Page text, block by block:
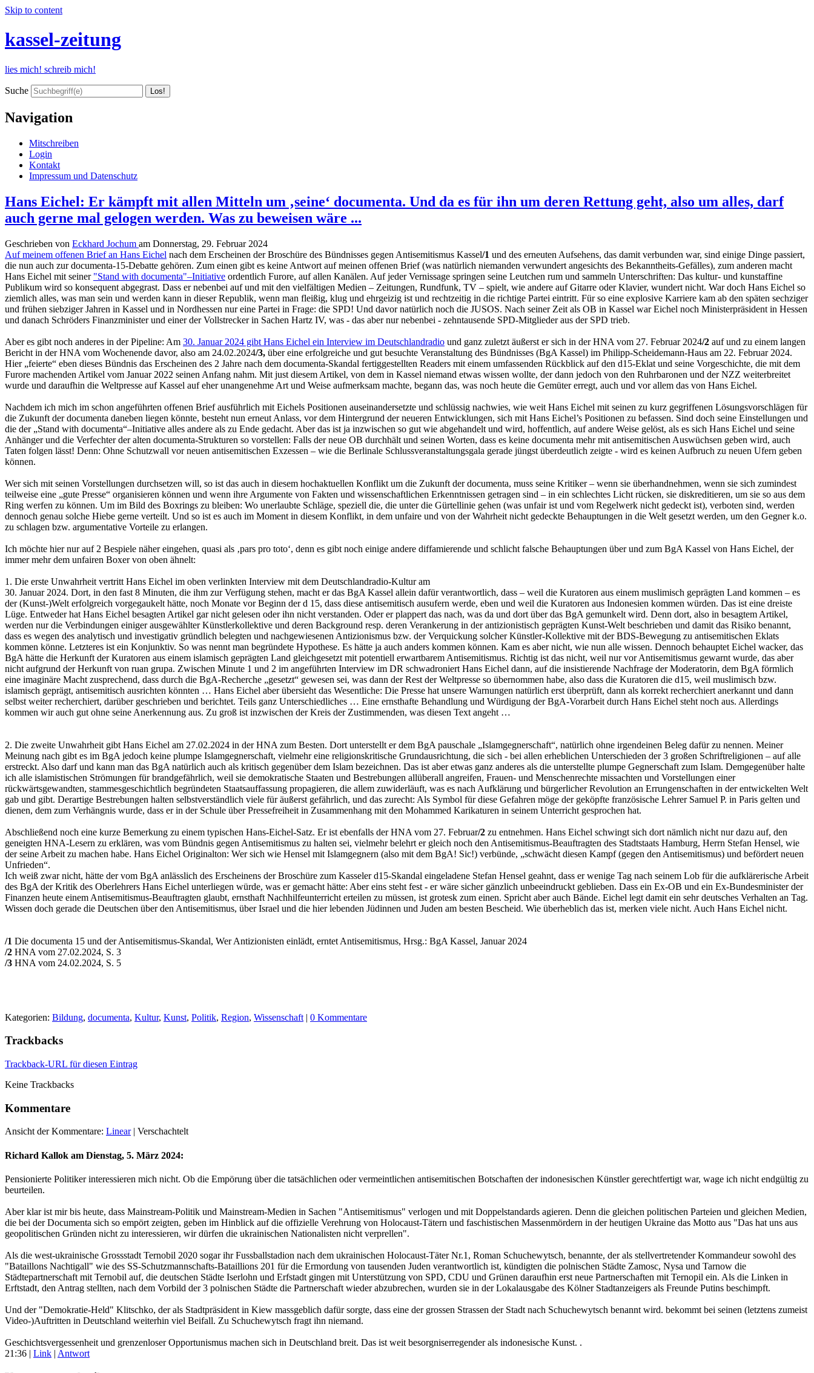
Skip to content
kassel-zeitung
lies mich! schreib mich!
Suche
Navigation
Mitschreiben
Login
Kontakt
Impressum und Datenschutz
Hans Eichel: Er kämpft mit allen Mitteln um ‚seine‘ documenta. Und da es für ihn um deren Rettung geht, also um alles, darf
auch gerne mal gelogen werden. Was zu beweisen wäre ...
Geschrieben von Eckhard Jochum am Donnerstag, 29. Februar 2024
Auf meinem offenen Brief an Hans Eichel nach dem Erscheinen der Broschüre des Bündnisses gegen Antisemitismus Kassel/1 und des erneuten Aufsehens, das damit verbunden war, sind einige Dinge passiert,
die nun auch zur documenta-15-Debatte gehören. Zum einen gibt es keine Antwort auf meinen offenen Brief (was natürlich niemanden verwundert angesichts des Bekanntheits-Gefälles), zum anderen macht
Hans Eichel mit seiner "Stand with documenta"–Initiative ordentlich Furore, auf allen Kanälen. Auf jeder Vernissage springen seine Leutchen rum und sammeln Unterschriften: Das kultur- und kunstaffine
Publikum wird so konsequent abgegrast. Dass er nebenbei auf und mit den vielfältigen Medien – Zeitungen, Rundfunk, TV – spielt, wie andere auf Gitarre oder Klavier, wundert nicht. War doch Hans Eichel so
ziemlich alles, was man sein und werden kann in dieser Republik, wenn man fleißig, klug und ehrgeizig ist und rechtzeitig in die richtige Partei eintritt. Für so eine explosive Karriere kam ab den späten sechziger
und frühen siebziger Jahren in Kassel und in Nordhessen nur eine Partei in Frage: die SPD! Und davor natürlich noch die JUSOS. Nach seiner Zeit als OB in Kassel war Eichel noch Ministerpräsident in Hessen
und danach Schröders Finanzminister und einer der Vollstrecker in Sachen Hartz IV, was - das aber nur nebenbei - zehntausende SPD-Mitglieder aus der SPD trieb.
Aber es gibt noch anderes in der Pipeline: Am 30. Januar 2024 gibt Hans Eichel ein Interview im Deutschlandradio und ganz zuletzt äußerst er sich in der HNA vom 27. Februar 2024/2 auf und zu einem langen
Bericht in der HNA vom Wochenende davor, also am 24.02.2024/3, über eine erfolgreiche und gut besuchte Veranstaltung des Bündnisses (BgA Kassel) im Philipp-Scheidemann-Haus am 22. Februar 2024.
Hier „feierte“ eben dieses Bündnis das Erscheinen des 2 Jahre nach dem documenta-Skandal fertiggestellten Readers mit einem umfassenden Rückblick auf den d15-Eklat und seine Vorgeschichte, die mit dem
Furore machenden Artikel vom Januar 2022 seinen Anfang nahm. Mit just diesem Artikel, von dem in Kassel niemand etwas wissen wollte, der dann jedoch von den Ruhrbaronen und der NZZ weiterbreitet
wurde und daraufhin die Weltpresse auf Kassel auf eher unangenehme Art und Weise aufmerksam machte, begann das, was noch heute die Gemüter erregt, auch und vor allem das von Hans Eichel.
Nachdem ich mich im schon angeführten offenen Brief ausführlich mit Eichels Positionen auseinandersetzte und schlüssig nachwies, wie weit Hans Eichel mit seinen zu kurz gegriffenen Lösungsvorschlägen für
die Zukunft der documenta daneben liegen könnte, besteht nun erneut Anlass, vor dem Hintergrund der neueren Entwicklungen, sich mit Hans Eichel’s Positionen zu befassen. Sind doch seine Einstellungen und
die der „Stand with documenta“–Initiative alles andere als zu Ende gedacht. Aber das ist ja inzwischen so gut wie abgehandelt und wird, hoffentlich, auf andere Weise gelöst, als es sich Hans Eichel und seine
Anhänger und die Verfechter der alten documenta-Strukturen so vorstellen: Falls der neue OB durchhält und seinen Worten, dass es keine documenta mehr mit antisemitischen Auswüchsen geben wird, auch
Taten folgen lässt! Denn: Ohne Schutzwall vor neuen antisemitischen Exzessen – wie die Berlinale Schlussveranstaltungsgala gerade jüngst überdeutlich zeigte - wird es keinen Aufbruch zu neuen Ufern geben
können.
Wer sich mit seinen Vorstellungen durchsetzen will, so ist das auch in diesem hochaktuellen Konflikt um die Zukunft der documenta, muss seine Kritiker – wenn sie überhandnehmen, wenn sie sich zumindest
teilweise eine „gute Presse“ organisieren können und wenn ihre Argumente von Fakten und wissenschaftlichen Erkenntnissen getragen sind – in ein schlechtes Licht rücken, sie diskreditieren, um sie so aus dem
Ring werfen zu können. Um im Bild des Boxrings zu bleiben: Wo unerlaubte Schläge, speziell die, die unter die Gürtellinie gehen (was unfair ist und vom Regelwerk nicht gedeckt ist), verboten sind, werden
dennoch genau solche Hiebe gerne verteilt. Und so ist es auch im Moment in diesem Konflikt, in dem unfaire und von der Wahrheit nicht gedeckte Behauptungen in die Welt gesetzt werden, um den Gegner k.o.
zu schlagen bzw. argumentative Vorteile zu erlangen.
Ich möchte hier nur auf 2 Bespiele näher eingehen, quasi als ‚pars pro toto‘, denn es gibt noch einige andere diffamierende und schlicht falsche Behauptungen über und zum BgA Kassel von Hans Eichel, der
immer mehr dem unfairen Boxer von oben ähnelt:
1. Die erste Unwahrheit vertritt Hans Eichel im oben verlinkten Interview mit dem Deutschlandradio-Kultur am
30. Januar 2024. Dort, in den fast 8 Minuten, die ihm zur Verfügung stehen, macht er das BgA Kassel allein dafür verantwortlich, dass – weil die Kuratoren aus einem muslimisch geprägten Land kommen – es
der (Kunst-)Welt erfolgreich vorgegaukelt hätte, noch Monate vor Beginn der d 15, dass diese antisemitisch ausufern werde, eben und weil die Kuratoren aus Indonesien kommen würden. Das ist eine dreiste
Lüge. Entweder hat Hans Eichel besagten Artikel gar nicht gelesen oder ihn nicht verstanden. Oder er plappert das nach, was da und dort über das BgA gemunkelt wird. Denn dort, also in besagtem Artikel,
werden nur die Verbindungen einiger ausgewählter Künstlerkollektive und deren Background resp. deren Verankerung in der antizionistisch geprägten Kunst-Welt beschrieben und damit das Risiko benannt,
dass es wegen des analytisch und investigativ gründlich belegten und nachgewiesenen Antizionismus bzw. der Verquickung solcher Künstler-Kollektive mit der BDS-Bewegung zu antisemitischen Eklats
kommen könne. Letzteres ist ein Konjunktiv. So was nennt man begründete Hypothese. Es hätte ja auch anders kommen können. Kam es aber nicht, wie nun alle wissen. Dennoch behauptet Eichel wacker, das
BgA hätte die Herkunft der Kuratoren aus einem islamisch geprägten Land gleichgesetzt mit potentiell erwartbarem Antisemitismus. Richtig ist das nicht, weil nur vor Antisemitismus gewarnt wurde, das aber
nicht aufgrund der Herkunft von ruan grupa. Zwischen Minute 1 und 2 im angeführten Interview im DR schwadroniert Hans Eichel dann, auf die insistierende Nachfrage der Moderatorin, dem BgA förmlich
eine imaginäre Macht zusprechend, dass durch die BgA-Recherche „gesetzt“ gewesen sei, was dann der Rest der Weltpresse so übernommen habe, also dass die Kuratoren die d15, weil muslimisch bzw.
islamisch geprägt, antisemitisch ausrichten könnten … Hans Eichel aber übersieht das Wesentliche: Die Presse hat unsere Warnungen natürlich erst überprüft, dann als korrekt recherchiert anerkannt und dann
selbst weiter recherchiert, darüber geschrieben und berichtet. Teils ganz Unterschiedliches … Eine ernsthafte Behandlung und Würdigung der BgA-Vorarbeit durch Hans Eichel steht noch aus. Allerdings
kommen wir auch gut ohne seine Anerkennung aus. Zu groß ist inzwischen der Kreis der Zustimmenden, was diesen Text angeht …
2. Die zweite Unwahrheit gibt Hans Eichel am 27.02.2024 in der HNA zum Besten. Dort unterstellt er dem BgA pauschale „Islamgegnerschaft“, natürlich ohne irgendeinen Beleg dafür zu nennen. Meiner
Meinung nach gibt es im BgA jedoch keine plumpe Islamgegnerschaft, vielmehr eine religionskritische Grundausrichtung, die sich - bei allen erheblichen Unterschieden der 3 großen Schriftreligionen – auf alle
erstreckt. Also darf und kann man das BgA natürlich auch als kritisch gegenüber dem Islam bezeichnen. Das ist aber etwas ganz anderes als die unterstellte plumpe Gegnerschaft zum Islam. Demgegenüber halte
ich alle islamistischen Strömungen für brandgefährlich, weil sie demokratische Staaten und Bestrebungen allüberall angreifen, Frauen- und Menschenrechte missachten und Vorstellungen einer
rückwärtsgewandten, stammesgeschichtlich begründeten Staatsauffassung propagieren, die allem zuwiderläuft, was es nach Aufklärung und bürgerlicher Revolution an Errungenschaften in der entwickelten Welt
gab und gibt. Derartige Bestrebungen halten selbstverständlich viele für äußerst gefährlich, und das zurecht: Als Symbol für diese Gefahren möge der geköpfte französische Lehrer Samuel P. in Paris gelten und
dienen, dem zum Verhängnis wurde, dass er in der Schule über Pressefreiheit in Zusammenhang mit den Mohammed Karikaturen in seinem Unterricht gesprochen hat.
Abschließend noch eine kurze Bemerkung zu einem typischen Hans-Eichel-Satz. Er ist ebenfalls der HNA vom 27. Februar/2 zu entnehmen. Hans Eichel schwingt sich dort nämlich nicht nur dazu auf, den
geneigten HNA-Lesern zu erklären, was vom Bündnis gegen Antisemitismus zu halten sei, vielmehr belehrt er gleich noch den Antisemitismus-Beauftragten des Stadtstaats Hamburg, Herrn Stefan Hensel, wie
der seine Arbeit zu machen habe. Hans Eichel Originalton: Wer sich wie Hensel mit Islamgegnern (also mit dem BgA! Sic!) verbünde, „schwächt diesen Kampf (gegen den Antisemitismus) und befördert neuen
Unfrieden“.
Ich weiß zwar nicht, hätte der vom BgA anlässlich des Erscheinens der Broschüre zum Kasseler d15-Skandal eingeladene Stefan Hensel geahnt, dass er wenige Tag nach seinem Lob für die aufklärerische Arbeit
des BgA der Kritik des Oberlehrers Hans Eichel unterliegen würde, was er gemacht hätte: Aber eins steht fest - er wäre sicher gänzlich unbeeindruckt geblieben. Dass ein Ex-OB und ein Ex-Bundesminister der
Finanzen heute einem Antisemitismus-Beauftragten glaubt, ernsthaft Nachhilfeunterricht erteilen zu müssen, ist grotesk zum einen. Spricht aber auch Bände. Eichel legt damit ein sehr deutsches Verhalten an Tag.
Wissen doch gerade die Deutschen über den Antisemitismus, über Israel und die hier lebenden Jüdinnen und Juden am besten Bescheid. Wie überheblich das ist, merken viele nicht. Auch Hans Eichel nicht.
/1 Die documenta 15 und der Antisemitismus-Skandal, Wer Antizionisten einlädt, erntet Antisemitismus, Hrsg.: BgA Kassel, Januar 2024
/2 HNA vom 27.02.2024, S. 3
/3 HNA vom 24.02.2024, S. 5
Kategorien: Bildung, documenta, Kultur, Kunst, Politik, Region, Wissenschaft | 0 Kommentare
Trackbacks
Trackback-URL für diesen Eintrag
Keine Trackbacks
Kommentare
Ansicht der Kommentare: Linear| Verschachtelt
Richard Kallok am Dienstag, 5. März 2024:
Pensionierte Politiker interessieren mich nicht. Ob die Empörung über die tatsächlichen oder vermeintlichen antisemitischen Botschaften der indonesischen Künstler gerechtfertigt war, wage ich nicht endgültig zu
beurteilen.
Aber klar ist mir bis heute, dass Mainstream-Politik und Mainstream-Medien in Sachen "Antisemitismus" verlogen und mit Doppelstandards agieren. Denn die gleichen politischen Parteien und gleichen Medien,
die bei der Documenta sich so empört zeigten, geben im Hinblick auf die offizielle Verehrung von Holocaust-Tätern und faschistischen Massenmördern in der heutigen Ukraine das Motto aus "Das hat uns aus
geopolitischen Gründen nicht zu interessieren, wir dürfen die ukrainischen Nationalisten nicht verprellen".
Als die west-ukrainische Grossstadt Ternobil 2020 sogar ihr Fussballstadion nach dem ukrainischen Holocaust-Täter Nr.1, Roman Schuchewytsch, benannte, der als stellvertretender Kommandeur sowohl des
"Bataillons Nachtigall" wie des SS-Schutzmannschafts-Bataillions 201 für die Ermordung von tausenden Juden verantwortlich ist, kündigten die polnischen Städte Zamosc, Nysa und Tarnow die
Städtepartnerschaft mit Ternobil auf, die deutschen Städte Iserlohn und Erfstadt gingen mit Unterstützung von SPD, CDU und Grünen daraufhin erst neue Partnerschaften mit Ternopil ein. Als die Linken in
Erftstadt, den Antrag stellten, nach dem Vorbild der 3 polnischen Städte die Partnerschaft wieder abzubrechen, wurden sie in der Lokalausgabe des Kölner Stadtanzeigers als Freunde Putins beschimpft.
Und der "Demokratie-Held" Klitschko, der als Stadtpräsident in Kiew massgeblich dafür sorgte, dass eine der grossen Strassen der Stadt nach Schuchewytsch benannt wird. bekommt bei seinen (letztens zumeist
Video-)Auftritten in Deutschland weiterhin viel Beifall. Zu Schuchewytsch fragt ihn niemand.
Geschichtsvergessenheit und grenzenloser Opportunismus machen sich in Deutschland breit. Das ist weit besorgniserregender als indonesische Kunst. .
21:36 | Link | Antwort